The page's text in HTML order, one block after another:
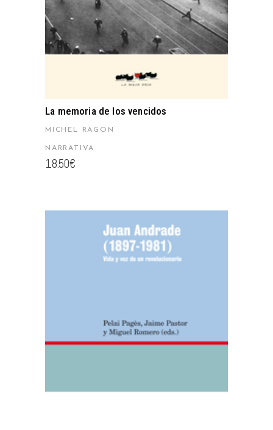
La memoria de los vencidos
MICHEL RAGON
NARRATIVA
18.50€
AÑADIR AL CARRITO